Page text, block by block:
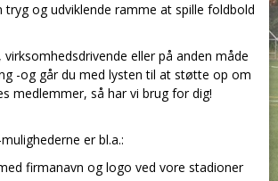
tryg og udviklende ramme at spille foldbold
eller på anden måde
-og går du med lysten til at støtte op om
medlemmer, så har vi brug for dig!
er bl.a.:
firmanavn og logo ved vore stadioner